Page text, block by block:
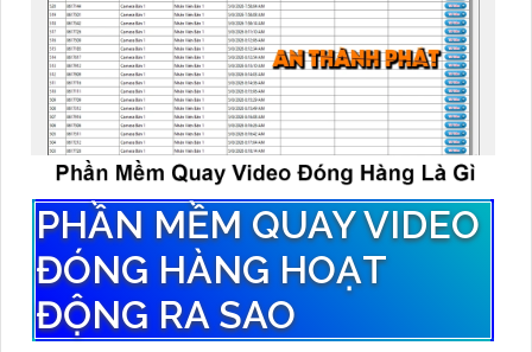
PHẦN MỀM QUAY VIDEO
ĐÓNG HÀNG HOẠT
ĐỘNG RA SAO